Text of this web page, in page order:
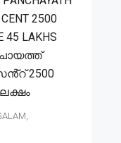
2500
45 LAKHS
2500
ലക്ഷം